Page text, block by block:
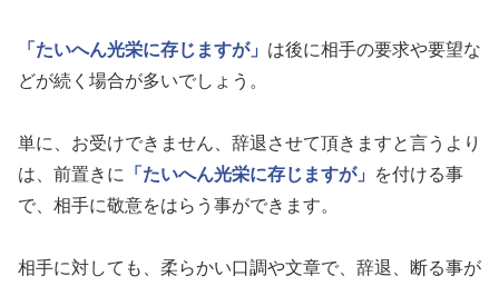
「たいへん光栄に存じますが」 は後に相手の要求や要望な
どが続く場合が多いでしょう。
単に、お受けできません、辞退させて頂きますと言うより
は、前置きに
「たいへん光栄に存じますが」
を付ける事
で、相手に敬意をはらう事ができます。
相手に対しても、柔らかい口調や文章で、辞退、断る事が